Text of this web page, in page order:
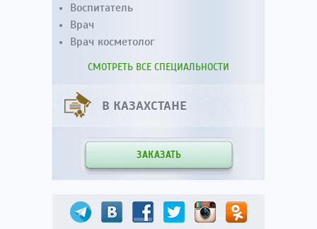
Воспитатель
Врач
Врач косметолог
СМОТРЕТЬ ВСЕ СПЕЦИАЛЬНОСТИ
В КАЗАХСТАНЕ
ЗАКАЗАТЬ